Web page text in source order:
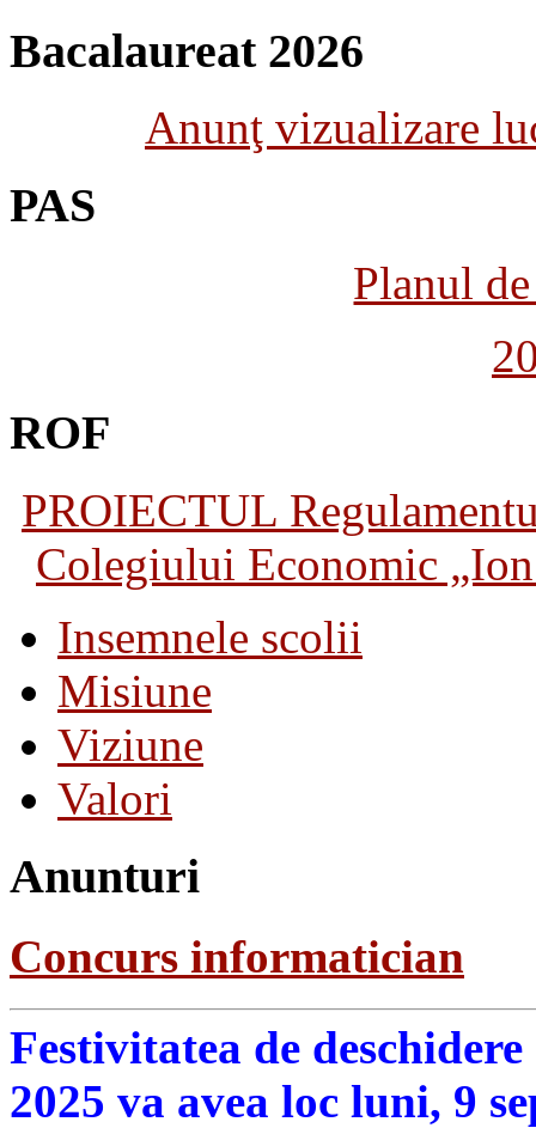
Bacalaureat 2026
Anunţ vizualizare
PAS
Planul
ROF
PROIECTUL
Colegiului Economic
Insemnele scolii
Misiune
Viziune
Valori
Anunturi
Concurs informatician
Festivitatea de
2025 va avea loc luni, 9